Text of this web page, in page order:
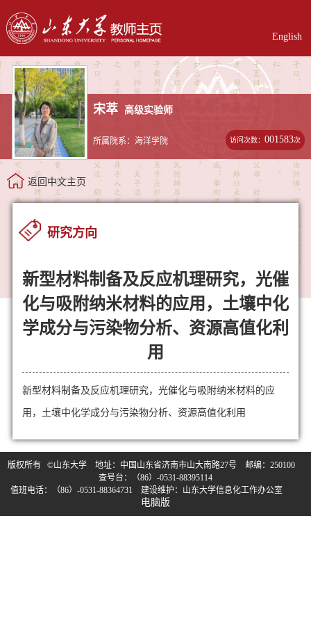
English
宋萃 高级实验师
所属院系：海洋学院 访问次数：001583次
返回中文主页
研究方向
新型材料制备及反应机理研究，光催
化与吸附纳米材料的应用，土壤中化
学成分与污染物分析、资源高值化利
用
新型材料制备及反应机理研究，光催化与吸附纳米材料的应
用，土壤中化学成分与污染物分析、资源高值化利用
版权所有 ©山东大学 地址：中国山东省济南市山大南路27号 邮编：250100
查号台：（86）-0531-88395114
值班电话：（86）-0531-88364731 建设维护：山东大学信息化工作办公室
电脑版